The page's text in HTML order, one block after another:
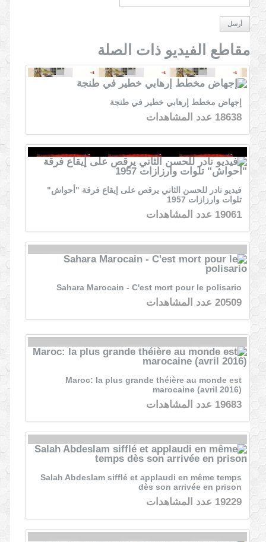
أرسل
مقاطع الفيديو ذات الصلة
إجهاض مخطط إرهابي خطير في طنجة
18638 عدد المشاهدات
فيديو نادر للحسن الثاني يرقص على إيقاع فرقة "أحواش"
تلوات وارزازات 1957
19061 عدد المشاهدات
Sahara Marocain - C'est mort pour le polisario
20509 عدد المشاهدات
Maroc: la plus grande théière au monde est
marocaine (avril 2016)
19683 عدد المشاهدات
Salah Abdeslam sifflé et applaudi en même temps
dès son arrivée en prison
19229 عدد المشاهدات